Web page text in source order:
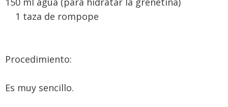
1 taza de rompope
Procedimiento:
Es muy sencillo.